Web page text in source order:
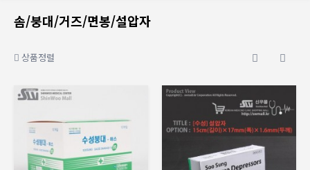
솜/붕대/거즈/면봉/설압자
상품정렬